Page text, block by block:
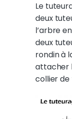
Le
deux
l’arbre
deux
rondin à
attacher
collier de